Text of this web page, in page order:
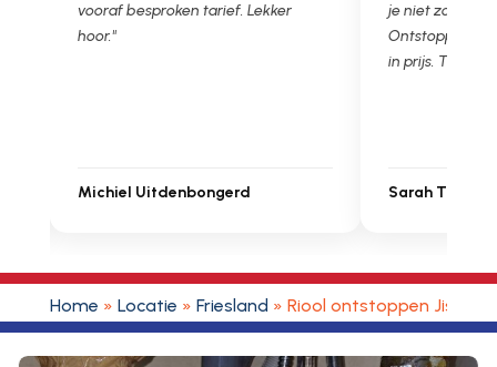
vooraf besproken tarief. Lekker
hoor."
Michiel Uitdenbongerd
je niet zo goed
Ontstoppen.nl
in prijs. Très
Sarah Touat
Home » Locatie » Friesland » Riool ontstoppen Jislum